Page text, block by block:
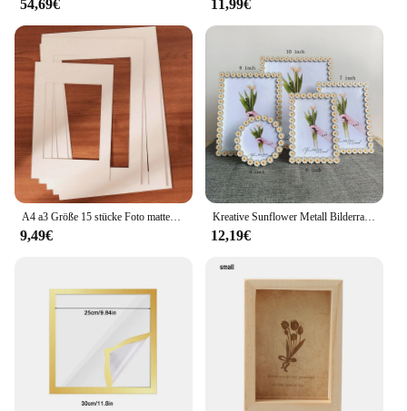
54,69€ 11,99€
A4 a3 Größe 15 stücke Foto matten Rechteck Papier halterungen für 6/7/8/10/16 Zoll Bilderrahmen Foto dekor Foto matte Papier Foto rahmen
9,49€
Kreative Sunflower Metall Bilderrahmen Wohnzimmer Veranda Tisch Dekoration Party Geburtstag Geschenke
12,19€